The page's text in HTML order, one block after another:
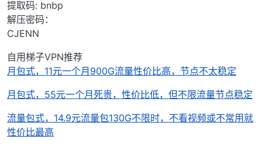
提取码: bnbp
解压密码：
CJENN
自用梯子VPN推荐
月包式，11元一个月900G流量性价比高，节点不太稳定
月包式，55元一个月死贵，性价比低，但不限流量节点稳定
流量包式，14.9元流量包130G不限时，不看视频或不常用就
性价比最高